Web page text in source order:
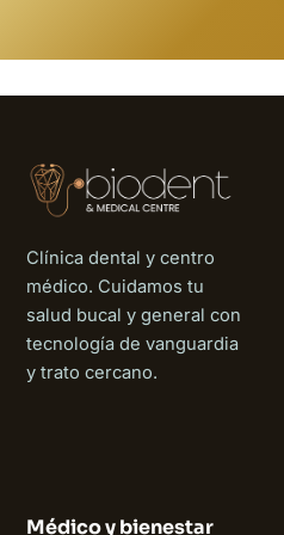
Clínica dental y centro
médico. Cuidamos tu
salud bucal y general con
tecnología de vanguardia
y trato cercano.
Médico y bienestar